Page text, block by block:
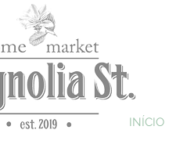
INÍCIO